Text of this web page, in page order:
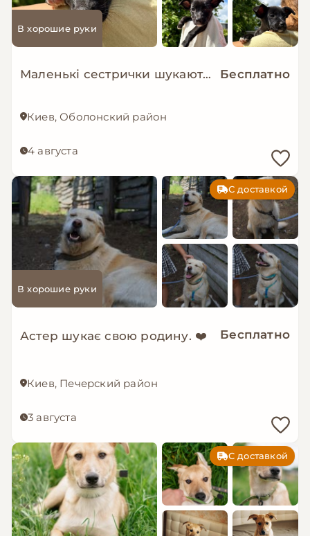
В хорошие руки
Маленькі сестрички шукають дім! Бесплатно
Киев, Оболонский район
4 августа
С доставкой
В хорошие руки
Астер шукає свою родину. ❤️ Бесплатно
Киев, Печерский район
3 августа
С доставкой